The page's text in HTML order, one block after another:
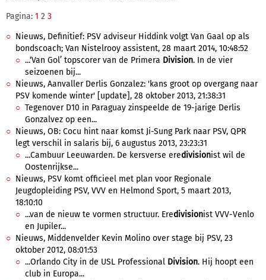
Pagina: 1 2 3
Nieuws, Definitief: PSV adviseur Hiddink volgt Van Gaal op als
bondscoach; Van Nistelrooy assistent, 28 maart 2014, 10:48:52
...‘Van Gol’ topscorer van de Primera Division. In de vier
seizoenen bij...
Nieuws, Aanvaller Derlis Gonzalez: 'kans groot op overgang naar
PSV komende winter' [update], 28 oktober 2013, 21:38:31
Tegenover D10 in Paraguay zinspeelde de 19-jarige Derlis
Gonzalvez op een...
Nieuws, OB: Cocu hint naar komst Ji-Sung Park naar PSV, QPR
legt verschil in salaris bij, 6 augustus 2013, 23:23:31
...Cambuur Leeuwarden. De kersverse eredivisionist wil de
Oostenrijkse...
Nieuws, PSV komt officieel met plan voor Regionale
Jeugdopleiding PSV, VVV en Helmond Sport, 5 maart 2013,
18:10:10
...van de nieuw te vormen structuur. Eredivisionist VVV-Venlo
en Jupiler...
Nieuws, Middenvelder Kevin Molino over stage bij PSV, 23
oktober 2012, 08:01:53
...Orlando City in de USL Professional Division. Hij hoopt een
club in Europa...